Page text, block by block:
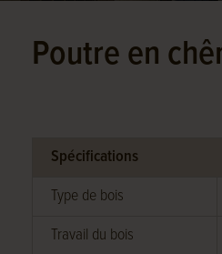
Poutre en
Spécifications
Type de bois
Travail du bois